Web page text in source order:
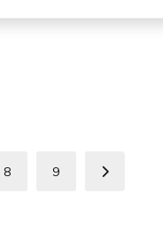
Page
8
Page
9
Siguiente